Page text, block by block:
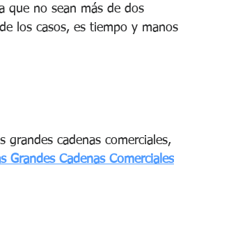
que no sean más de dos
los casos, es tiempo y manos
cadenas comerciales,
Grandes Cadenas Comerciales